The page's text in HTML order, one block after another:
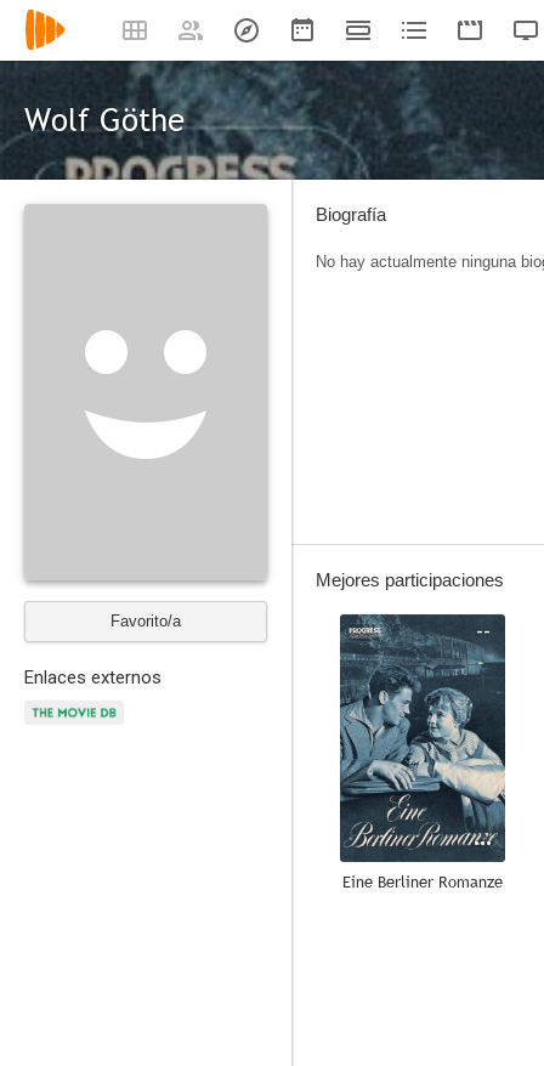
Wolf Göthe
Favorito/a
Enlaces externos
Biografía
No hay actualmente ninguna
Mejores participaciones
--
Eine Berliner Romanze